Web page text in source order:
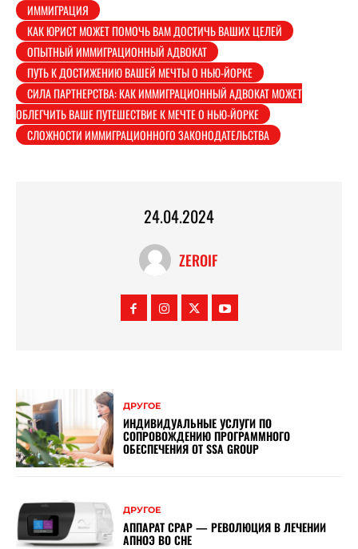
ИММИГРАЦИЯ
КАК ЮРИСТ МОЖЕТ ПОМОЧЬ ВАМ ДОСТИЧЬ ВАШИХ ЦЕЛЕЙ
ОПЫТНЫЙ ИММИГРАЦИОННЫЙ АДВОКАТ
ПУТЬ К ДОСТИЖЕНИЮ ВАШЕЙ МЕЧТЫ О НЬЮ-ЙОРКЕ
СИЛА ПАРТНЕРСТВА: КАК ИММИГРАЦИОННЫЙ АДВОКАТ МОЖЕТ
ОБЛЕГЧИТЬ ВАШЕ ПУТЕШЕСТВИЕ К МЕЧТЕ О НЬЮ-ЙОРКЕ
СЛОЖНОСТИ ИММИГРАЦИОННОГО ЗАКОНОДАТЕЛЬСТВА
24.04.2024
ZEROIF
ДРУГОЕ
ИНДИВИДУАЛЬНЫЕ УСЛУГИ ПО
СОПРОВОЖДЕНИЮ ПРОГРАММНОГО
ОБЕСПЕЧЕНИЯ ОТ SSA GROUP
ДРУГОЕ
АППАРАТ CPAP — РЕВОЛЮЦИЯ В ЛЕЧЕНИИ
АПНОЭ ВО СНЕ